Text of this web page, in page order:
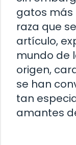
gatos más
raza que
artículo,
mundo de
origen,
se han
tan
amantes